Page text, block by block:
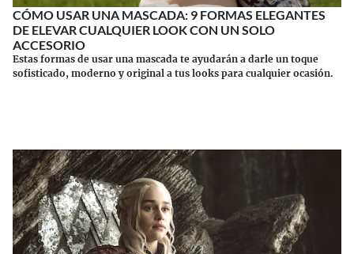
CÓMO USAR UNA MASCADA: 9 FORMAS ELEGANTES
DE ELEVAR CUALQUIER LOOK CON UN SOLO
ACCESORIO
Estas formas de usar una mascada te ayudarán a darle un toque
sofisticado, moderno y original a tus looks para cualquier ocasión.